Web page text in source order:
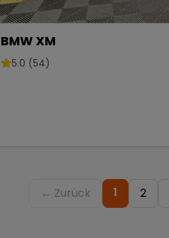
BMW XM
5.0 (54)
← Zurück 1 2